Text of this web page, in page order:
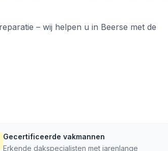
– wij helpen u in Beerse met de
Gecertificeerde vakmannen
Erkende dakspecialisten met jarenlange